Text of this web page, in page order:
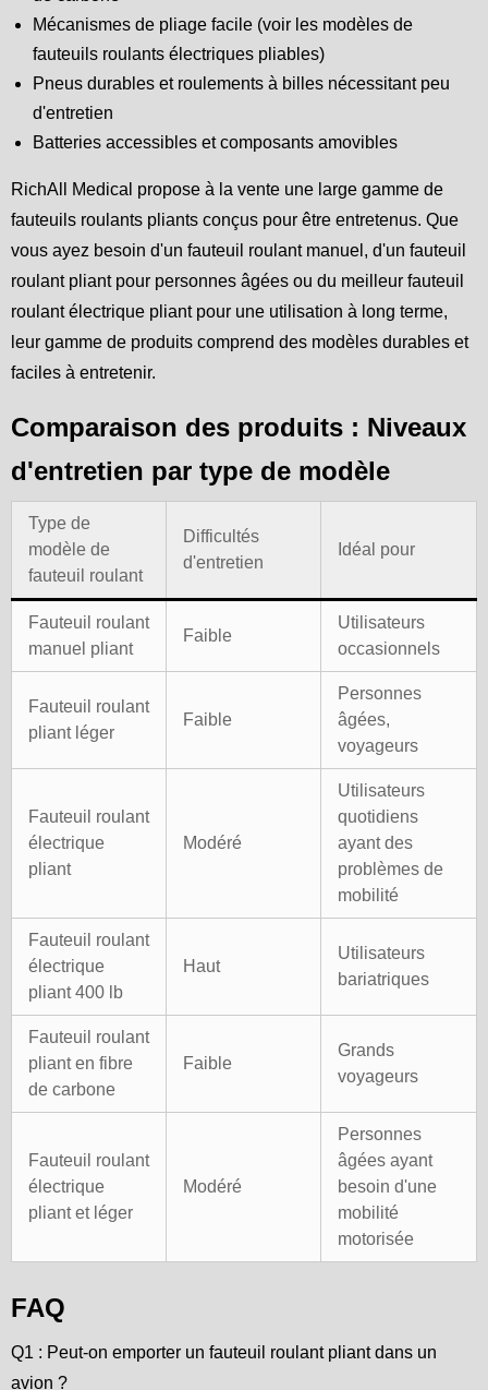
Mécanismes de pliage facile (voir les modèles de
fauteuils roulants électriques pliables)
Pneus durables et roulements à billes nécessitant peu
d'entretien
Batteries accessibles et composants amovibles
RichAll Medical propose à la vente une large gamme de
fauteuils roulants pliants conçus pour être entretenus. Que
vous ayez besoin d'un fauteuil roulant manuel, d'un fauteuil
roulant pliant pour personnes âgées ou du meilleur fauteuil
roulant électrique pliant pour une utilisation à long terme,
leur gamme de produits comprend des modèles durables et
faciles à entretenir.
Comparaison des produits : Niveaux
d'entretien par type de modèle
Type de
modèle de
fauteuil roulant
Difficultés
d'entretien
Idéal pour
Fauteuil roulant
manuel pliant
Faible
Utilisateurs
occasionnels
Fauteuil roulant
pliant léger
Faible
Personnes
âgées,
voyageurs
Fauteuil roulant
électrique
pliant
Modéré
Utilisateurs
quotidiens
ayant des
problèmes de
mobilité
Fauteuil roulant
électrique
pliant 400 lb
Haut
Utilisateurs
bariatriques
Fauteuil roulant
pliant en fibre
de carbone
Faible
Grands
voyageurs
Fauteuil roulant
électrique
pliant et léger
Modéré
Personnes
âgées ayant
besoin d'une
mobilité
motorisée
FAQ
Q1 : Peut-on emporter un fauteuil roulant pliant dans un
avion ?